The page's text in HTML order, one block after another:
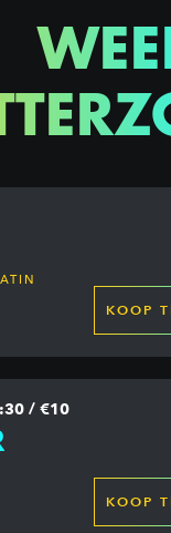
KOOP
/ €10
KOOP